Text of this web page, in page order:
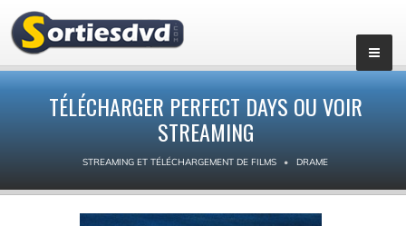
TÉLÉCHARGER PERFECT DAYS OU VOIR
STREAMING
STREAMING ET TÉLÉCHARGEMENT DE FILMS DRAME